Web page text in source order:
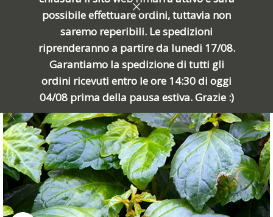
possibile effettuare ordini, tuttavia non
saremo reperibili. Le spedizioni
riprenderanno a partire da lunedi 17/08.
Garantiamo la spedizione di tutti gli
ordini ricevuti entro le ore 14:30 di oggi
04/08 prima della pausa estiva. Grazie :)